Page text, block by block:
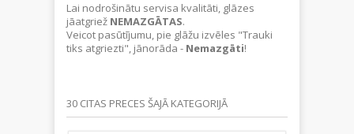
Lai nodrošinātu servisa kvalitāti, glāzes
jāatgriež NEMAZGĀTAS.
Veicot pasūtījumu, pie glāžu izvēles "Trauki
tiks atgriezti", jānorāda - Nemazgāti!
30 CITAS PRECES ŠAJĀ KATEGORIJĀ